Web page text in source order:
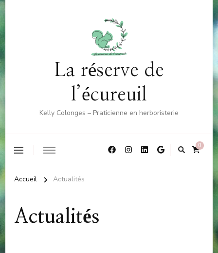
La réserve de
l’écureuil
Kelly Colonges – Praticienne en herboristerie
0
Accueil Actualités
Actualités